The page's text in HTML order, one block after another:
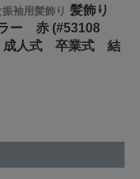
袖用髪飾り 髪飾り
ー 赤 (#53108
成人式 卒業式 結